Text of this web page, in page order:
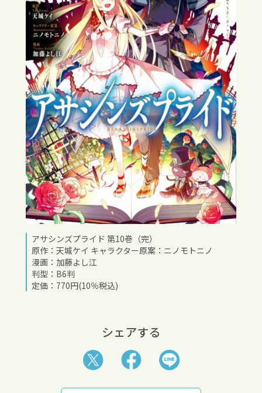
アサシンズプライド 第10巻（完）
原作：天城ケイ キャラクター原案：ニノモトニノ
漫画：加藤よし江
判型：B6判
定価：770円(10％税込)
シェアする